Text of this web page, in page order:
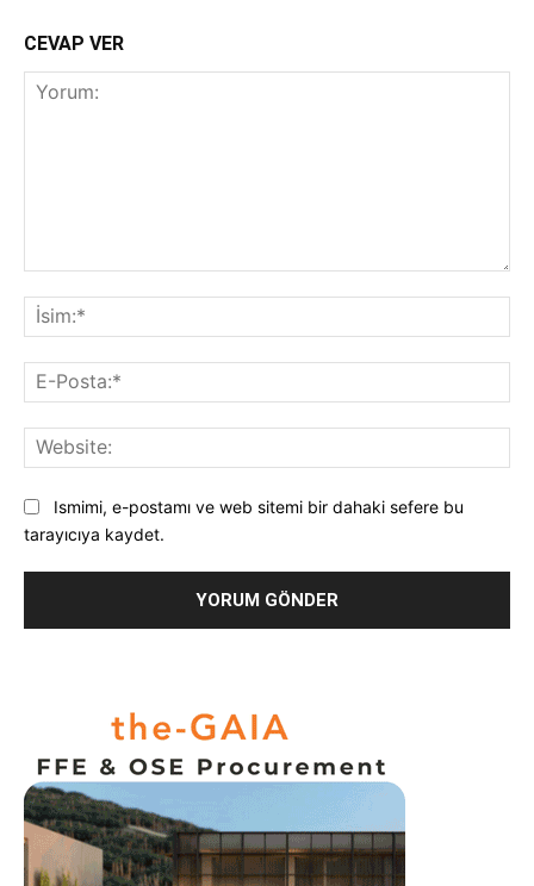
CEVAP VER
Ismimi, e-postamı ve web sitemi bir dahaki sefere bu
tarayıcıya kaydet.